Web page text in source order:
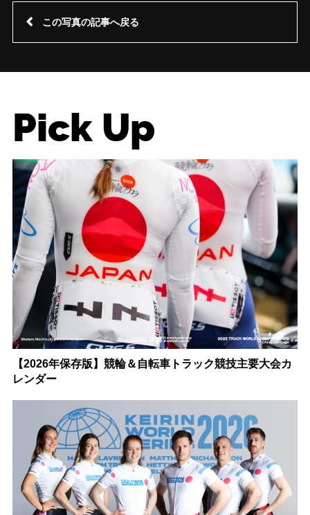
この写真の記事へ戻る
Pick Up
【2026年保存版】競輪＆自転車トラック競技主要大会カ
レンダー